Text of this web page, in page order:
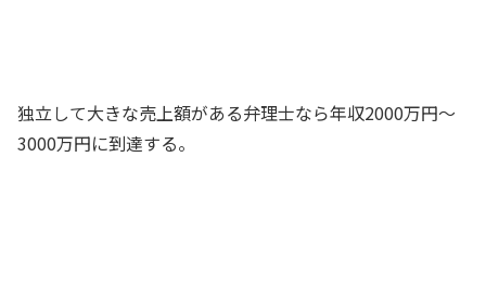
独立して大きな売上額がある弁理士なら年収2000万円～
3000万円に到達する。